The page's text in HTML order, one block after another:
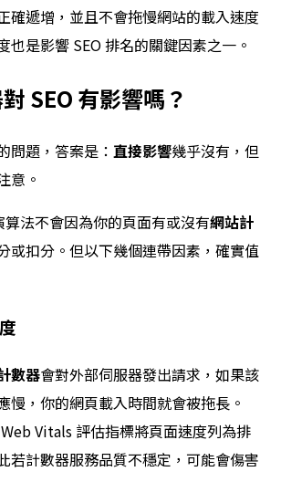
確遞增，並且不會拖慢網站的載入速度
是影響 SEO 排名的關鍵因素之一。
對 SEO 有影響嗎？
問題，答案是： 直接影響幾乎沒有，但
意。
法不會因為你的頁面有或沒有網站計
或扣分。但以下幾個連帶因素，確實值
數器會對外部伺服器發出請求，如果該
慢，你的網頁載入時間就會被拖長。
Vitals 評估指標將頁面速度列為排
若計數器服務品質不穩定，可能會傷害